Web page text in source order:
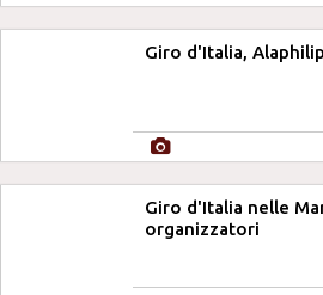
Giro d'Italia,
Giro d'Italia nelle
organizzatori